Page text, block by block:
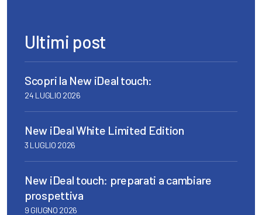
Ultimi post
Scopri la New iDeal touch:
24 LUGLIO 2026
New iDeal White Limited Edition
3 LUGLIO 2026
New iDeal touch: preparati a cambiare
prospettiva
9 GIUGNO 2026